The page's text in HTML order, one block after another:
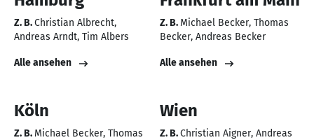
Z. B.Christian Albrecht
Andreas Arndt Tim Albers
Alle ansehen
Z. B. Michael Becker Thomas
Becker Andreas Becker
Alle ansehen
Köln
Z. B. Michael Becker Thomas
Wien
Z. B.Christian Aigner Andreas